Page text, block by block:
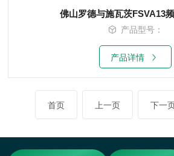
佛山罗德与施瓦茨FSVA13
产品型号：
产品详情
首页 上一页 下一